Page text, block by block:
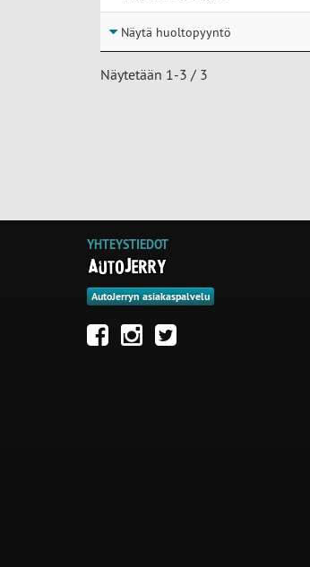
Näytä huoltopyyntö
Näytetään 1-3 / 3
YHTEYSTIEDOT
AutoJerryn asiakaspalvelu